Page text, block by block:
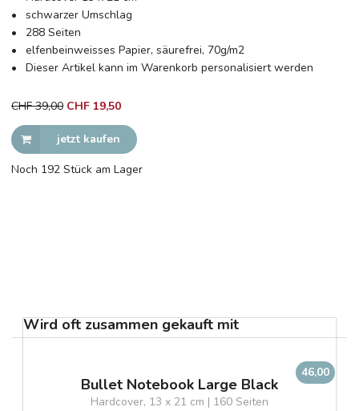
schwarzer Umschlag
288 Seiten
elfenbeinweisses Papier, säurefrei, 70g/m2
Dieser Artikel kann im Warenkorb personalisiert werden
CHF 39,00 CHF 19,50
jetzt kaufen
Noch 192 Stück am Lager
Wird oft zusammen gekauft mit
46,00
Bullet Notebook Large Black
Hardcover, 13 x 21 cm | 160 Seiten